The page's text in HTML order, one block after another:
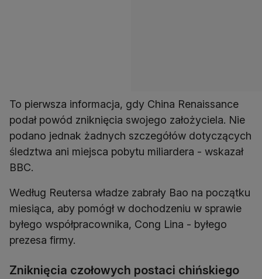
To pierwsza informacja, gdy China Renaissance
podał powód zniknięcia swojego założyciela. Nie
podano jednak żadnych szczegółów dotyczących
śledztwa ani miejsca pobytu miliardera - wskazał
BBC.
Według Reutersa władze zabrały Bao na początku
miesiąca, aby pomógł w dochodzeniu w sprawie
byłego współpracownika, Cong Lina - byłego
prezesa firmy.
Zniknięcia czołowych postaci chińskiego